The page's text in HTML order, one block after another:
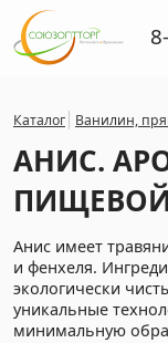
Каталог Ванилин,
АНИС.
Анис имеет
и фенхеля.
экологически
уникальные
минимальную